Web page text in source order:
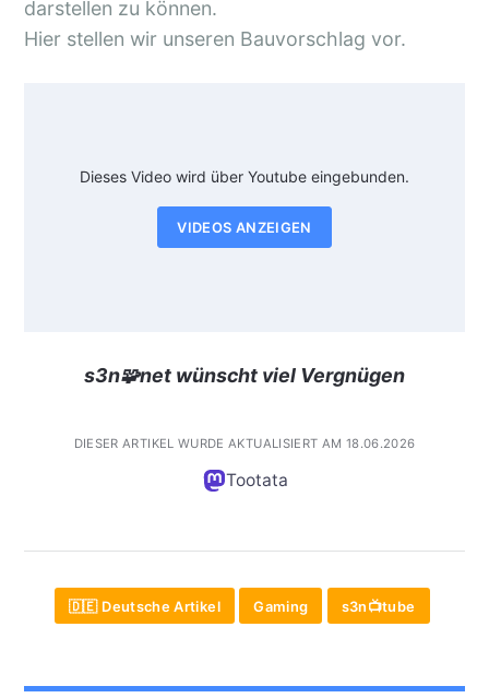
darstellen zu können.
Hier stellen wir unseren Bauvorschlag vor.
Dieses Video wird über Youtube eingebunden.
VIDEOS ANZEIGEN
s3n🧩net wünscht viel Vergnügen
DIESER ARTIKEL WURDE AKTUALISIERT AM 18.06.2026
Tootata
🇩🇪 Deutsche Artikel Gaming s3n📺tube